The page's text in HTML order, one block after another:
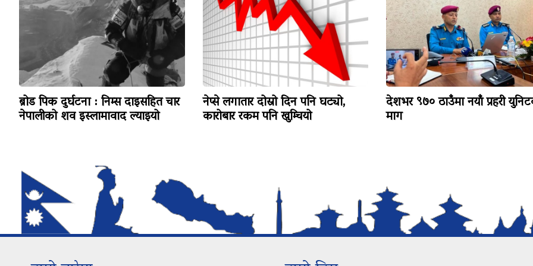
ब्रोड पिक दुर्घटना : निम्स दाइसहित चार
नेपालीको शव इस्लामावाद ल्याइयो
नेप्से लगातार दोस्रो दिन पनि घट्यो,
कारोबार रकम पनि खुम्चियो
देशभर ९७० ठाउँमा नयाँ प्रहरी
माग